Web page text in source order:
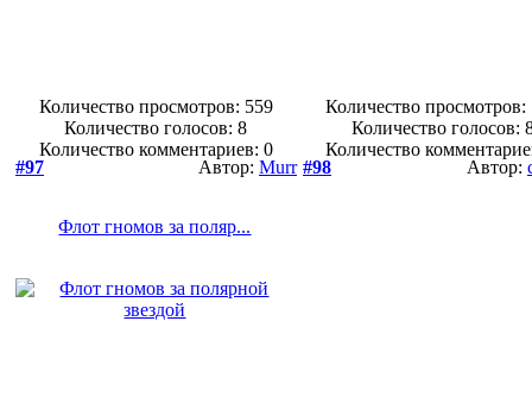
Количество просмотров: 559
Количество голосов:8
Количество комментариев: 0
Количество просмотров:
Количество голосов:
Количество
#97
Автор: Murr
Флот гномов за поляр...
#98 Автор: